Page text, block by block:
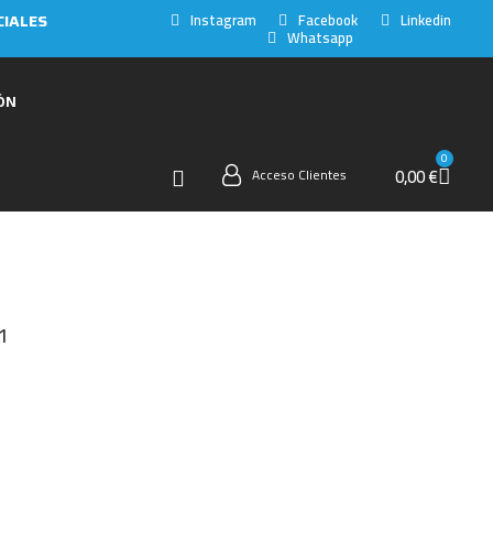
Instagram Facebook Linkedin
Whatsapp
Acceso Clientes 0,00 €